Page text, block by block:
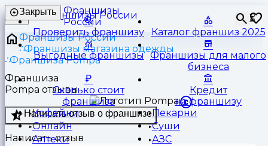
Франшизы
России
⏳
Закрыть
Проверить франшизу Каталог франшиз 2025
Выгодные франшизы Франшизы для малого
бизнеса
Сколько стоит
франшиза
Кредит
на франшизу
Кофейни
Пекарни
Онлайн
Суши
Аптеки
АЗС
Франшизы России
Франшизы магазина одежды
Франшиза Pompa
Франшиза
Pompa отзывы
Написать отзыв о франшизе
Написать отзыв